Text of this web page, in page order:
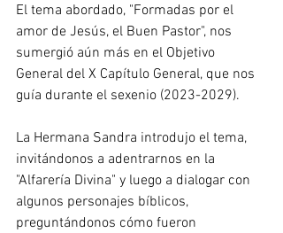
El tema abordado, "Formadas por el
amor de Jesús, el Buen Pastor", nos
sumergió aún más en el Objetivo
General del X Capítulo General, que nos
guía durante el sexenio (2023-2029).
La Hermana Sandra introdujo el tema,
invitándonos a adentrarnos en la
"Alfarería Divina" y luego a dialogar con
algunos personajes bíblicos,
preguntándonos cómo fueron